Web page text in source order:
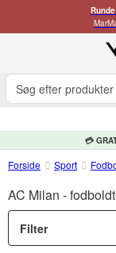
💳
Forside Sport
AC Milan -
Filter